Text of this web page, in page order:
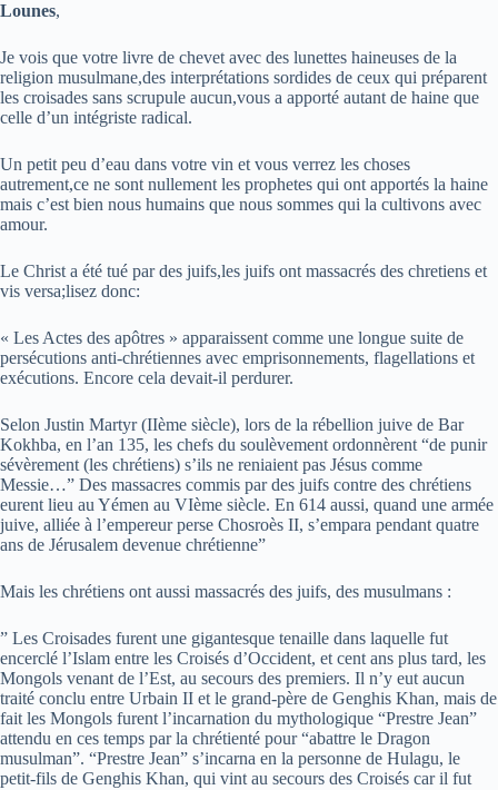
Lounes,
Je vois que votre livre de chevet avec des lunettes haineuses de la
religion musulmane,des interprétations sordides de ceux qui préparent
les croisades sans scrupule aucun,vous a apporté autant de haine que
celle d’un intégriste radical.
Un petit peu d’eau dans votre vin et vous verrez les choses
autrement,ce ne sont nullement les prophetes qui ont apportés la haine
mais c’est bien nous humains que nous sommes qui la cultivons avec
amour.
Le Christ a été tué par des juifs,les juifs ont massacrés des chretiens et
vis versa;lisez donc:
« Les Actes des apôtres » apparaissent comme une longue suite de
persécutions anti-chrétiennes avec emprisonnements, flagellations et
exécutions. Encore cela devait-il perdurer.
Selon Justin Martyr (IIème siècle), lors de la rébellion juive de Bar
Kokhba, en l’an 135, les chefs du soulèvement ordonnèrent “de punir
sévèrement (les chrétiens) s’ils ne reniaient pas Jésus comme
Messie…” Des massacres commis par des juifs contre des chrétiens
eurent lieu au Yémen au VIème siècle. En 614 aussi, quand une armée
juive, alliée à l’empereur perse Chosroès II, s’empara pendant quatre
ans de Jérusalem devenue chrétienne”
Mais les chrétiens ont aussi massacrés des juifs, des musulmans :
” Les Croisades furent une gigantesque tenaille dans laquelle fut
encerclé l’Islam entre les Croisés d’Occident, et cent ans plus tard, les
Mongols venant de l’Est, au secours des premiers. Il n’y eut aucun
traité conclu entre Urbain II et le grand-père de Genghis Khan, mais de
fait les Mongols furent l’incarnation du mythologique “Prestre Jean”
attendu en ces temps par la chrétienté pour “abattre le Dragon
musulman”. “Prestre Jean” s’incarna en la personne de Hulagu, le
petit-fils de Genghis Khan, qui vint au secours des Croisés car il fut